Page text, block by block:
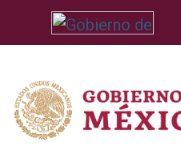
/usr/bin/ruby /www/wwwroot/